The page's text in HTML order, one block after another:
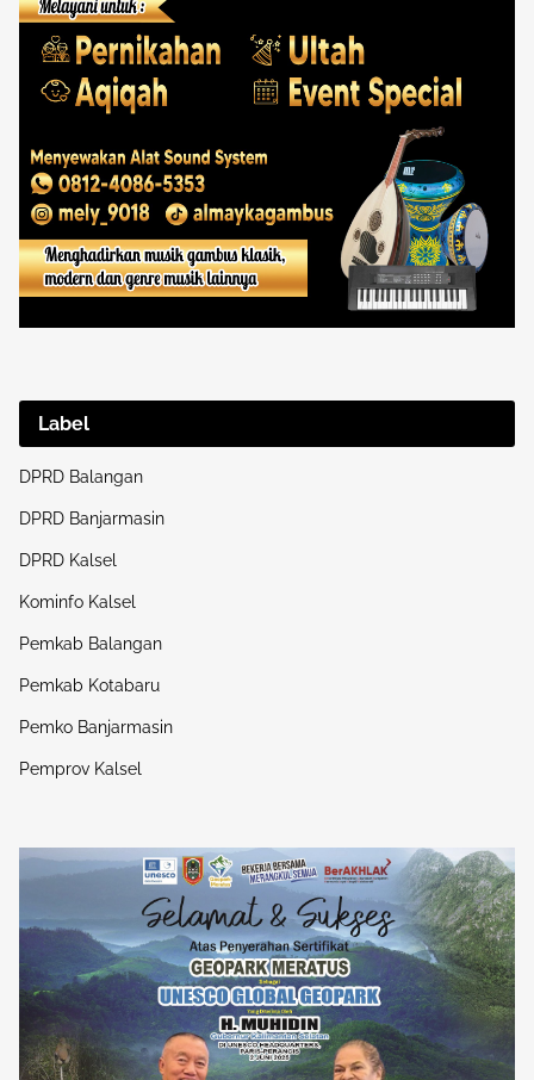
Label
DPRD Balangan
DPRD Banjarmasin
DPRD Kalsel
Kominfo Kalsel
Pemkab Balangan
Pemkab Kotabaru
Pemko Banjarmasin
Pemprov Kalsel